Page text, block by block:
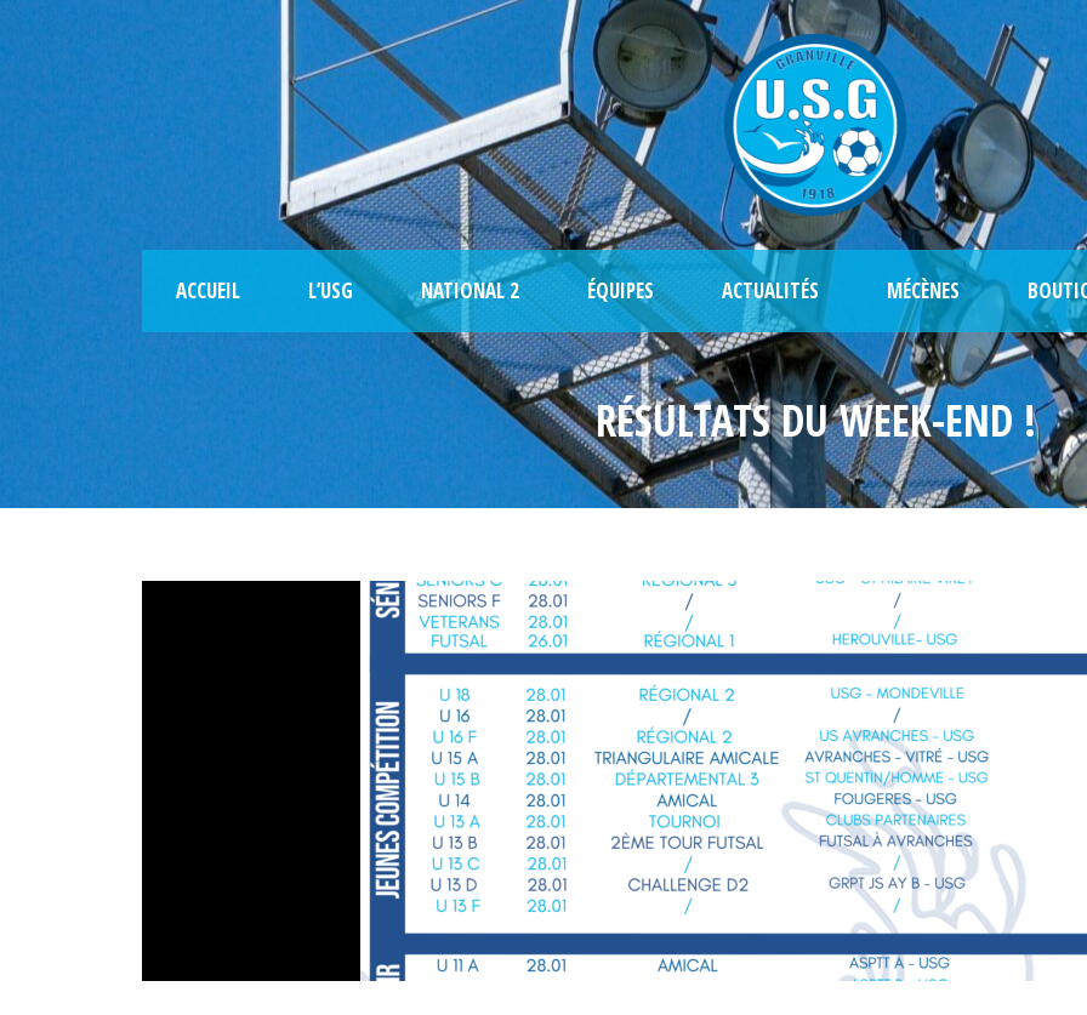
ACCUEIL L’USG NATIONAL 2 ÉQUIPES ACTUALITÉS MÉCÈNES
RÉSULTATS DU WEEK-END !